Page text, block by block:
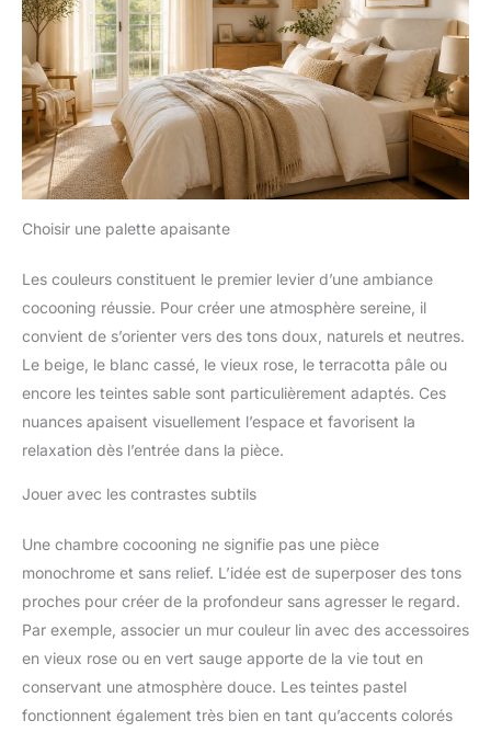
Choisir une palette apaisante
Les couleurs constituent le premier levier d’une ambiance
cocooning réussie. Pour créer une atmosphère sereine, il
convient de s’orienter vers des tons doux, naturels et neutres.
Le beige, le blanc cassé, le vieux rose, le terracotta pâle ou
encore les teintes sable sont particulièrement adaptés. Ces
nuances apaisent visuellement l’espace et favorisent la
relaxation dès l’entrée dans la pièce.
Jouer avec les contrastes subtils
Une chambre cocooning ne signifie pas une pièce
monochrome et sans relief. L’idée est de superposer des tons
proches pour créer de la profondeur sans agresser le regard.
Par exemple, associer un mur couleur lin avec des accessoires
en vieux rose ou en vert sauge apporte de la vie tout en
conservant une atmosphère douce. Les teintes pastel
fonctionnent également très bien en tant qu’accents colorés